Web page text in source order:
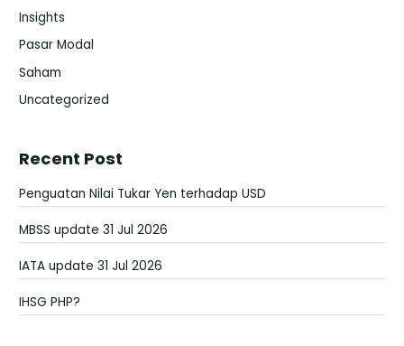
Insights
Pasar Modal
Saham
Uncategorized
Recent Post
Penguatan Nilai Tukar Yen terhadap USD
MBSS update 31 Jul 2026
IATA update 31 Jul 2026
IHSG PHP?